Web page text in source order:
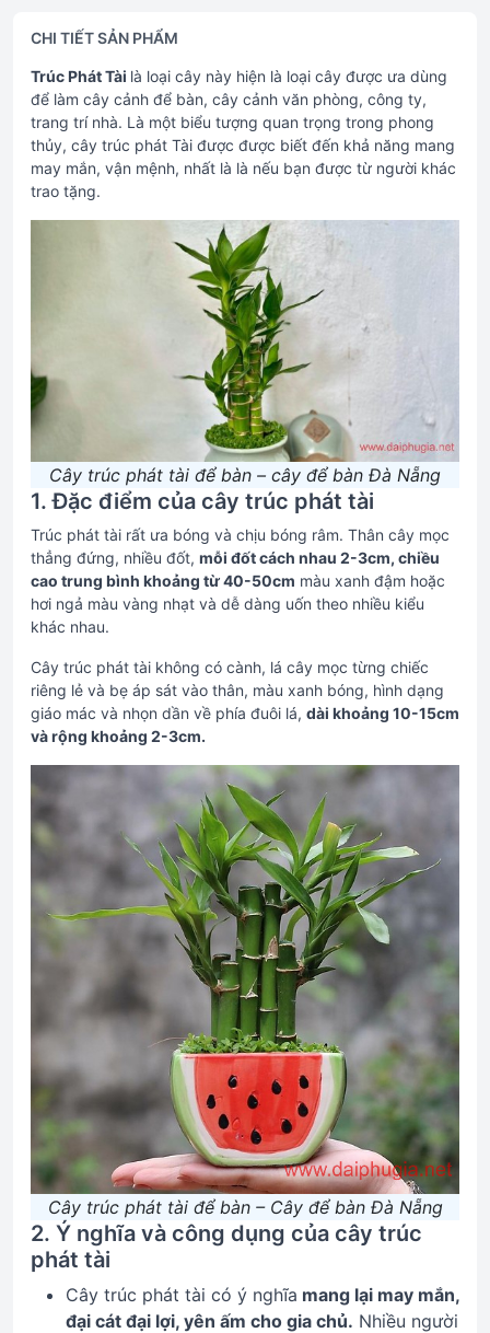
CHI TIẾT SẢN PHẨM
Trúc Phát Tài là loại cây này hiện là loại cây được ưa dùng
để làm cây cảnh để bàn, cây cảnh văn phòng, công ty,
trang trí nhà. Là một biểu tượng quan trọng trong phong
thủy, cây trúc phát Tài được được biết đến khả năng mang
may mắn, vận mệnh, nhất là là nếu bạn được từ người khác
trao tặng.
Cây trúc phát tài để bàn – cây để bàn Đà Nẵng
1. Đặc điểm của cây trúc phát tài
Trúc phát tài rất ưa bóng và chịu bóng râm. Thân cây mọc
thẳng đứng, nhiều đốt, mỗi đốt cách nhau 2-3cm, chiều
cao trung bình khoảng từ 40-50cm màu xanh đậm hoặc
hơi ngả màu vàng nhạt và dễ dàng uốn theo nhiều kiểu
khác nhau.
Cây trúc phát tài không có cành, lá cây mọc từng chiếc
riêng lẻ và bẹ áp sát vào thân, màu xanh bóng, hình dạng
giáo mác và nhọn dần về phía đuôi lá, dài khoảng 10-15cm
và rộng khoảng 2-3cm.
Cây trúc phát tài để bàn – Cây để bàn Đà Nẵng
2. Ý nghĩa và công dụng của cây trúc
phát tài
Cây trúc phát tài có ý nghĩa mang lại may mắn,
đại cát đại lợi, yên ấm cho gia chủ. Nhiều người